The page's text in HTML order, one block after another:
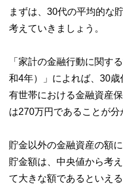
まずは、30代の平均的な
考えていきましょう。
「家計の金融行動に関す
和4年）」によれば、30
有世帯における金融資産
は270万円であることが分
貯金以外の金融資産の額
貯金額は、中央値から考
て大きな額であるといえる